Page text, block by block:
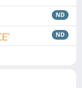
ND
ND